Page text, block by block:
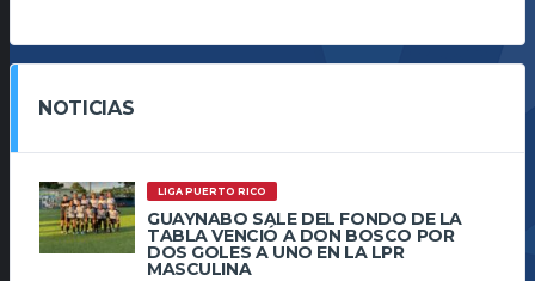
NOTICIAS
LIGA PUERTO RICO
GUAYNABO SALE DEL FONDO DE LA
TABLA VENCIÓ A DON BOSCO POR
DOS GOLES A UNO EN LA LPR
MASCULINA